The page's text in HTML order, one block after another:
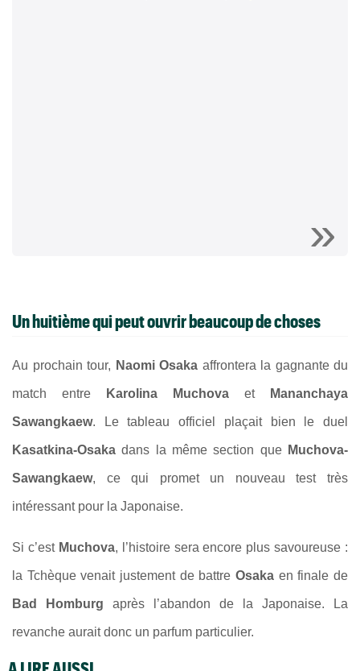
Un huitième qui peut ouvrir beaucoup de choses
Au prochain tour, Naomi Osaka affrontera la gagnante du
match entre Karolina Muchova et Mananchaya
Sawangkaew. Le tableau officiel plaçait bien le duel
Kasatkina-Osaka dans la même section que Muchova-
Sawangkaew, ce qui promet un nouveau test très
intéressant pour la Japonaise.
Si c’est Muchova, l’histoire sera encore plus savoureuse :
la Tchèque venait justement de battre Osaka en finale de
Bad Homburg après l’abandon de la Japonaise. La
revanche aurait donc un parfum particulier.